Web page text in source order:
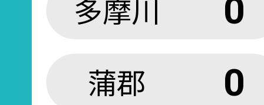
多摩川 0
蒲郡 0